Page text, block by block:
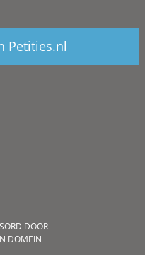
Petities.nl
DOOR
DOMEIN